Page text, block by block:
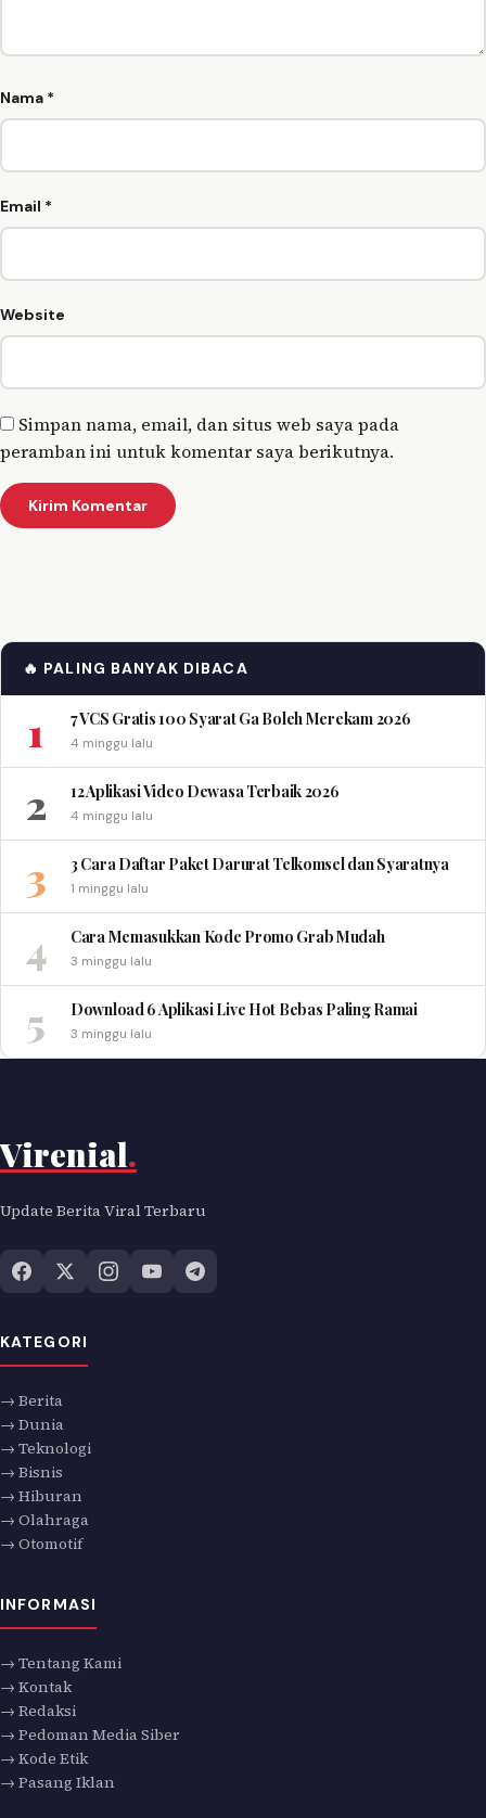
Nama *
Email *
Website
Simpan nama, email, dan situs web saya pada
peramban ini untuk komentar saya berikutnya.
🔥 PALING BANYAK DIBACA
1 7 VCS Gratis 100 Syarat Ga Boleh Merekam 2026
4 minggu lalu
2 12 Aplikasi Video Dewasa Terbaik 2026
4 minggu lalu
3 3 Cara Daftar Paket Darurat Telkomsel dan Syaratnya
1 minggu lalu
4 Cara Memasukkan Kode Promo Grab Mudah
3 minggu lalu
5 Download 6 Aplikasi Live Hot Bebas Paling Ramai
3 minggu lalu
Virenial.
Update Berita Viral Terbaru
KATEGORI
→ Berita
→ Dunia
→ Teknologi
→ Bisnis
→ Hiburan
→ Olahraga
→ Otomotif
INFORMASI
→ Tentang Kami
→ Kontak
→ Redaksi
→ Pedoman Media Siber
→ Kode Etik
→ Pasang Iklan